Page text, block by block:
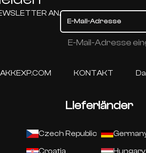
AN.
E-Mail-Adresse
KONTAKT
Lieferländer
Czech Republic
Croatia Hungary